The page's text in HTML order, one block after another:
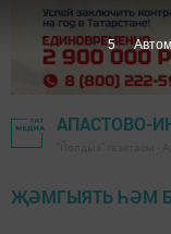
АПАСТОВО-
ҖӘМГЫЯТЬ ҺӘМ
4